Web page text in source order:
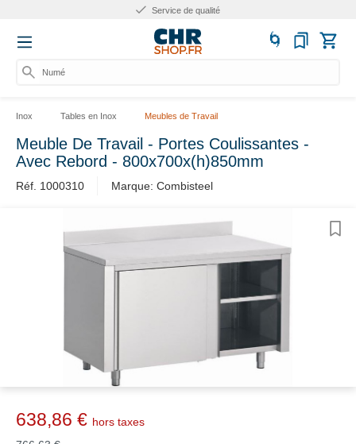
Service de qualité
Numéro
Inox Tables en Inox Meubles de Travail
Meuble De Travail - Portes Coulissantes -
Avec Rebord - 800x700x(h)850mm
Réf. 1000310 Marque: Combisteel
638,86 € hors taxes